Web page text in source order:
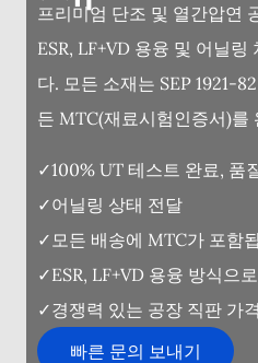
프리미엄 단조 및 열간압연
ESR, LF+VD 용융 및 어닐
다. 모든 소재는 SEP 1921-
든 MTC(재료시험인증서)를
✓100% UT 테스트 완료, 품
✓어닐링 상태 전달
✓모든 배송에 MTC가 포함
✓ESR, LF+VD 용융 방식으
✓경쟁력 있는 공장 직판 가격
빠른 문의 보내기